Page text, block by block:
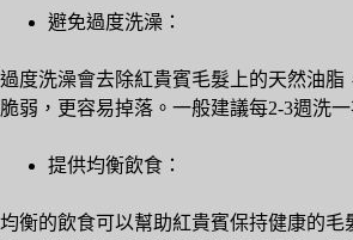
避免過度洗澡：
過度洗澡會去除紅貴賓毛髮上的天然油脂
脆弱，更容易掉落。一般建議每2-3週洗一
提供均衡飲食：
均衡的飲食可以幫助紅貴賓保持健康的毛